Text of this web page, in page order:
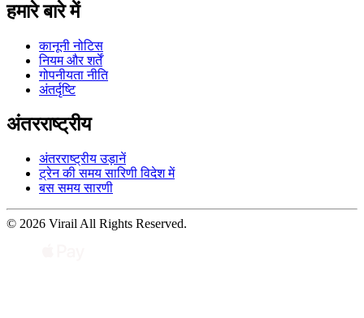
हमारे बारे में
कानूनी नोटिस
नियम और शर्तें
गोपनीयता नीति
अंतर्दृष्टि
अंतरराष्ट्रीय
अंतरराष्ट्रीय उड़ानें
ट्रेन की समय सारिणी विदेश में
बस समय सारणी
© 2026 Virail All Rights Reserved.